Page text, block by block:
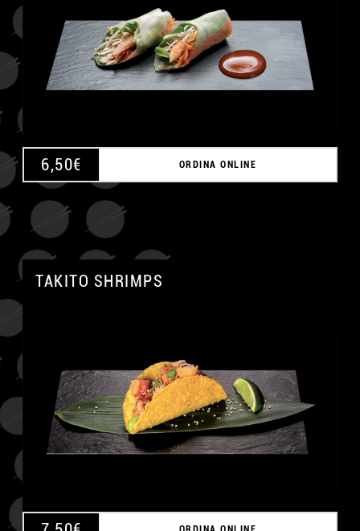
6,50€ ORDINA ONLINE
TAKITO SHRIMPS